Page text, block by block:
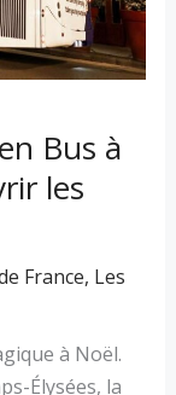
Bus à
les
France, Les
à Noël.
Élysées, la